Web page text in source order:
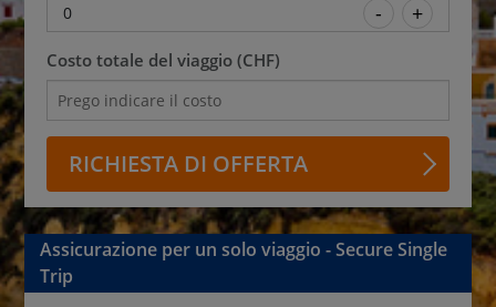
0
Costo totale del viaggio (CHF)
RICHIESTA DI OFFERTA
Assicurazione per un solo viaggio - Secure Single
Trip